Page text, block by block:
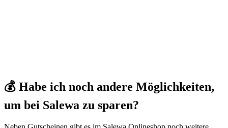
💰 Habe ich noch andere Möglichkeiten,
um bei Salewa zu sparen?